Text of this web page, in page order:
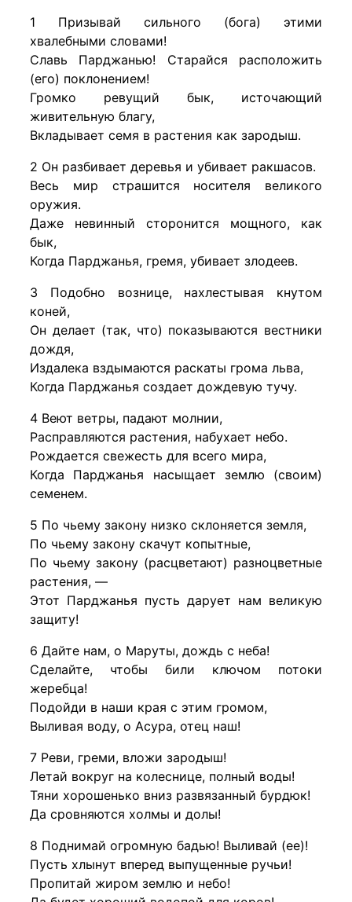
1 Призывай сильного (бога) этими
хвалебными словами!
Славь Парджанью! Старайся расположить
(его) поклонением!
Громко ревущий бык, источающий
живительную благу,
Вкладывает семя в растения как зародыш.
2 Он разбивает деревья и убивает ракшасов.
Весь мир страшится носителя великого
оружия.
Даже невинный сторонится мощного, как
бык,
Когда Парджанья, гремя, убивает злодеев.
3 Подобно вознице, нахлестывая кнутом
коней,
Он делает (так, что) показываются вестники
дождя,
Издалека вздымаются раскаты грома льва,
Когда Парджанья создает дождевую тучу.
4 Веют ветры, падают молнии,
Расправляются растения, набухает небо.
Рождается свежесть для всего мира,
Когда Парджанья насыщает землю (своим)
семенем.
5 По чьему закону низко склоняется земля,
По чьему закону скачут копытные,
По чьему закону (расцветают) разноцветные
растения, —
Этот Парджанья пусть дарует нам великую
защиту!
6 Дайте нам, о Маруты, дождь с неба!
Сделайте, чтобы били ключом потоки
жеребца!
Подойди в наши края с этим громом,
Выливая воду, о Асура, отец наш!
7 Реви, греми, вложи зародыш!
Летай вокруг на колеснице, полный воды!
Тяни хорошенько вниз развязанный бурдюк!
Да сровняются холмы и долы!
8 Поднимай огромную бадью! Выливай (ее)!
Пусть хлынут вперед выпущенные ручьи!
Пропитай жиром землю и небо!